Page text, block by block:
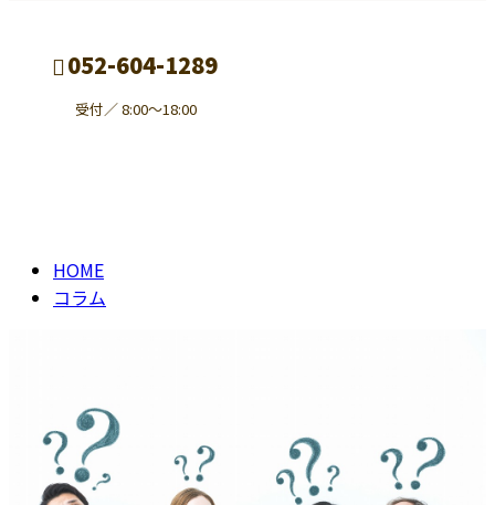
052-604-1289
受付／ 8:00～18:00
HOME
コラム